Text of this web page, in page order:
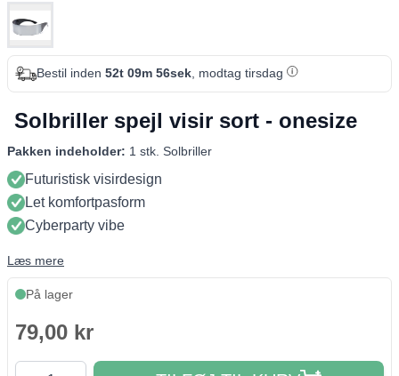
Bestil inden 52t 09m 56sek, modtag tirsdag
Solbriller spejl visir sort - onesize
Pakken indeholder: 1 stk. Solbriller
Futuristisk visirdesign
Let komfortpasform
Cyberparty vibe
Læs mere
På lager
79,00 kr
Antal